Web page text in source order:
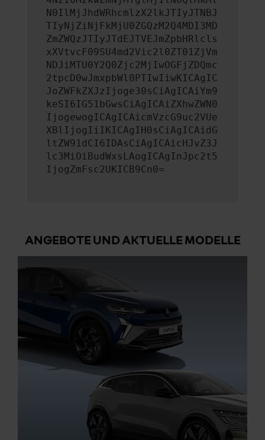
N0IlMjJhdWRhcmlzX2lkJTIyJTNBJ
TIyNjZiNjFkMjU0ZGQzM2Q4MDI3MD
ZmZWQzJTIyJTdEJTVEJmZpbHRlcls
xXVtvcF09SU4md2Vic2l0ZT01ZjVm
NDJiMTU0Y2Q0Zjc2MjIwOGFjZDQmc
2tpcD0wJmxpbWl0PTIwIiwKICAgIC
JoZWFkZXJzIjoge30sCiAgICAiYm9
keSI6IG51bGwsCiAgICAiZXhwZWN0
IjogewogICAgICAicmVzcG9uc2VUe
XBlIjogIiIKICAgIH0sCiAgICAidG
ltZW91dCI6IDAsCiAgICAicHJvZ3J
lc3MiOiBudWxsLAogICAgInJpc2t5
IjogZmFsc2UKICB9Cn0=
ANGEBOTE UND AKTUELLE MODELLE